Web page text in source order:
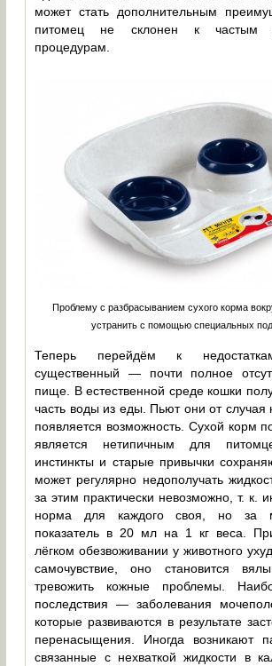
может стать дополнительным
питомец не склонен к частым
процедурам.
Проблему с разбрасыванием сухого корма
устранить с помощью специальных
Теперь перейдём к
существенный — почти полное
пище. В естественной среде кошки
часть воды из еды. Пьют они от случая
появляется возможность. Сухой корм
является нетипичным для
инстинкты и старые привычки
может регулярно недополучать
за этим практически невозможно, т. к.
норма для каждого своя, но за
показатель в 20 мл на 1 кг веса.
лёгком обезвоживании у животного
самочувствие, оно становится
тревожить кожные проблемы.
последствия — заболевания
которые развиваются в результате
перенасыщения. Иногда возникают
связанные с нехваткой жидкости в